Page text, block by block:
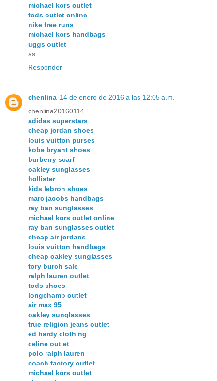
michael kors outlet
tods outlet online
nike free runs
michael kors handbags
uggs outlet
as
Responder
chenlina 14 de enero de 2016 a las 12:05 a.m.
chenlina20160114
adidas superstars
cheap jordan shoes
louis vuitton purses
kobe bryant shoes
burberry scarf
oakley sunglasses
hollister
kids lebron shoes
marc jacobs handbags
ray ban sunglasses
michael kors outlet online
ray ban sunglasses outlet
cheap air jordans
louis vuitton handbags
cheap oakley sunglasses
tory burch sale
ralph lauren outlet
tods shoes
longchamp outlet
air max 95
oakley sunglasses
true religion jeans outlet
ed hardy clothing
celine outlet
polo ralph lauren
coach factory outlet
michael kors outlet